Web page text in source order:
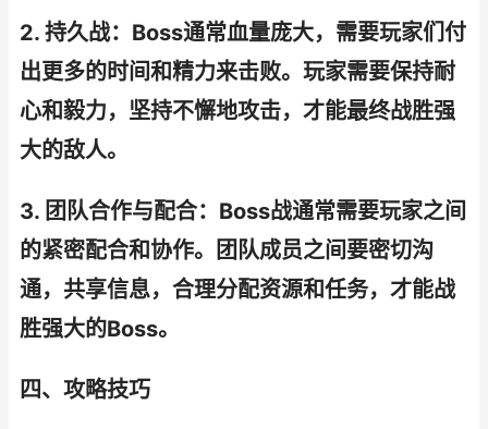
2. 持久战：Boss通常血量庞大，需要玩家们付
出更多的时间和精力来击败。玩家需要保持耐
心和毅力，坚持不懈地攻击，才能最终战胜强
大的敌人。
3. 团队合作与配合：Boss战通常需要玩家之间
的紧密配合和协作。团队成员之间要密切沟
通，共享信息，合理分配资源和任务，才能战
胜强大的Boss。
四、攻略技巧